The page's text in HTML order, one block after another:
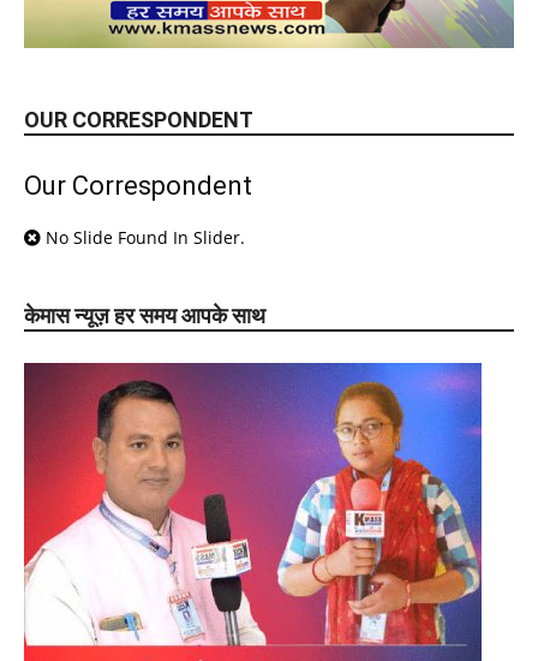
OUR CORRESPONDENT
Our Correspondent
No Slide Found In Slider.
केमास न्यूज़ हर समय आपके साथ